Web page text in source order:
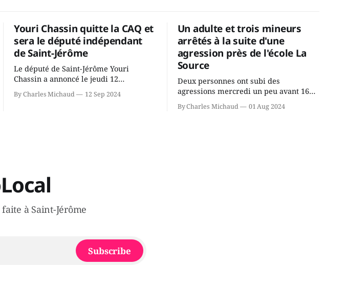
Youri Chassin quitte la CAQ et
sera le député indépendant
de Saint-Jérôme
Le député de Saint-Jérôme Youri
Chassin a annoncé le jeudi 12
Coalition Avenir Québec de François
By Charles Michaud 12 Sep 2024
Un adulte et trois mineurs
arrêtés à la suite d'une
agression près de l'école La
Source
Deux personnes ont subi des
agressions mercredi un peu avant 16h
Source dans le secteur Bellefeuille de
By Charles Michaud 01 Aug 2024
à Saint-Jérôme
Subscribe